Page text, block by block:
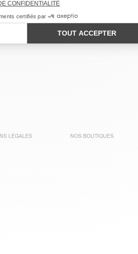
LÉGALES NOS BOUTIQUES